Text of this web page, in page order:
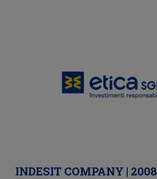
INDESIT COMPANY | 2008